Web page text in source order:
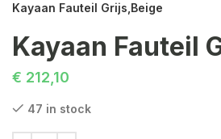
Kayaan Fauteil Grijs,Beige
€ 212,10
47 in stock